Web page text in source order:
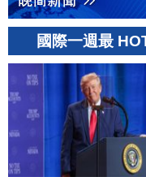
國際一週最